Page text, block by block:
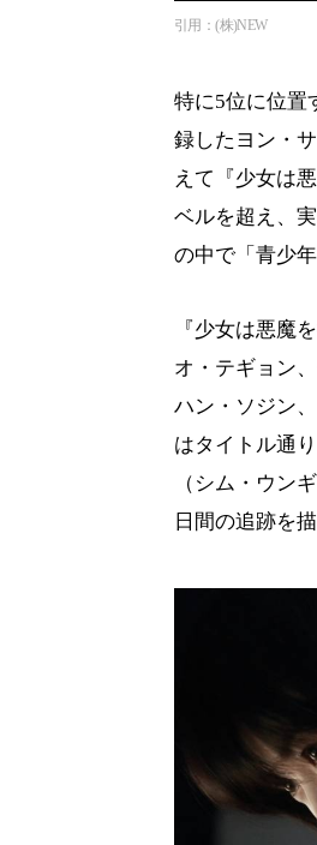
引用：(株)NEW
特に5位に位置
録したヨン・
えて『少女は
ベルを超え、
の中で「青少
『少女は悪魔
オ・テギョン
ハン・ソジン
はタイトル通
（シム・ウン
日間の追跡を